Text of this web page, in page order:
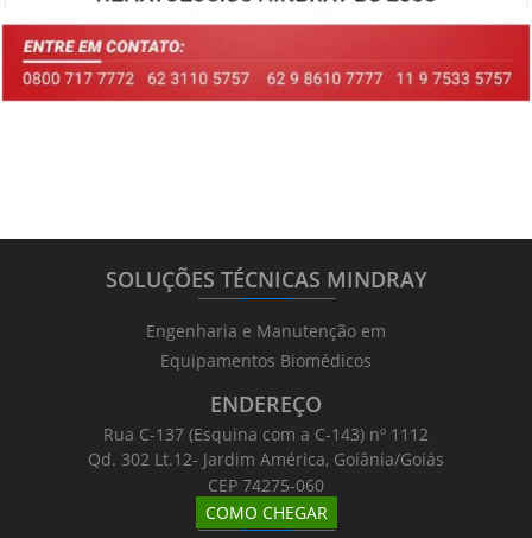
SOLUÇÕES TÉCNICAS MINDRAY
_______________________
Engenharia e Manutenção em
Equipamentos Biomédicos
ENDEREÇO
Rua C-137 (Esquina com a C-143) nº 1112
Qd. 302 Lt.12- Jardim América, Goiânia/Goiás
CEP 74275-060
COMO CHEGAR
_______________________